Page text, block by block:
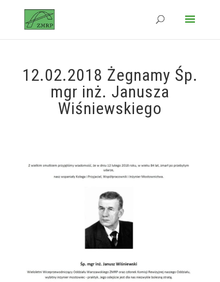
12.02.2018 Żegnamy Śp.
mgr inż. Janusza
Wiśniewskiego